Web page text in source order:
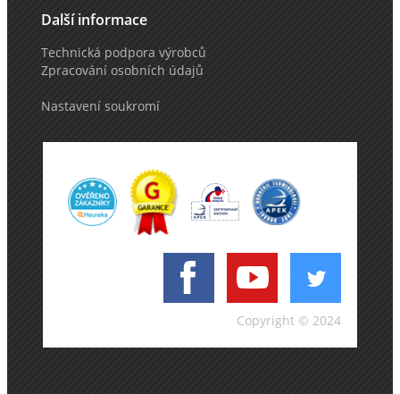
Další informace
Technická podpora výrobců
Zpracování osobních údajů
Nastavení soukromí
Copyright © 2024